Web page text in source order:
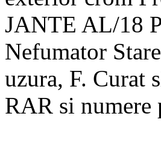
JANTE AL/18
Nefumator
uzura, F. Curat
RAR si numere